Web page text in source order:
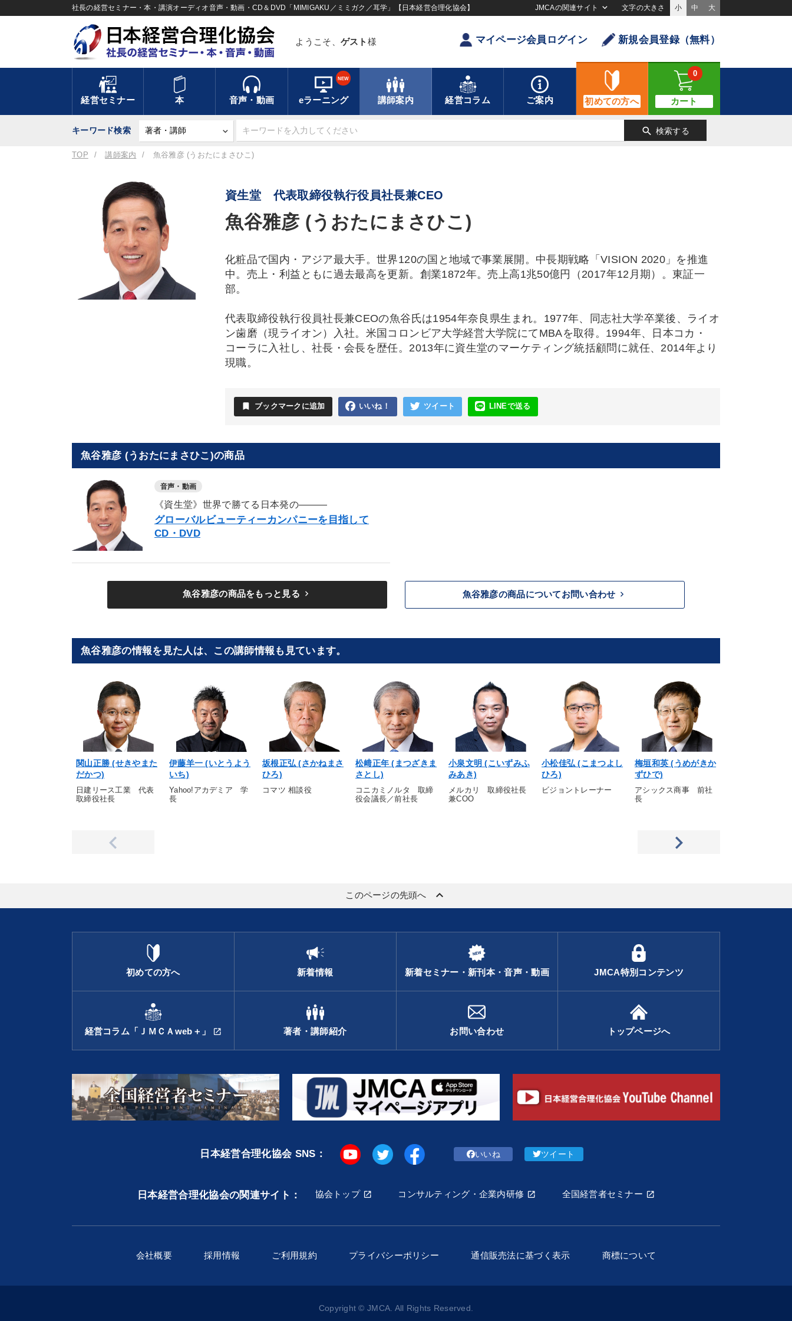
社長の経営セミナー・本・講演オーディオ音声・動画・CD＆DVD「MIMIGAKU／ミミガク／耳学」【日本経営合理化協会】 JMCAの関連サイト 文字の大きさ 小 中 大
ようこそ、 ゲスト 様 マイページ会員ログイン 新規会員登録（無料）
経営セミナー 本 音声・動画 eラーニング
NEW
講師案内 経営コラム ご案内 初めての方へ カート
0
キーワード検索 search 検索する
TOP 講師案内 魚谷雅彦 (うおたにまさひこ)
資生堂 代表取締役執行役員社長兼CEO
魚谷雅彦 (うおたにまさひこ)
化粧品で国内・アジア最大手。世界120の国と地域で事業展開。中長期戦略「VISION 2020」を推進
中。売上・利益ともに過去最高を更新。創業1872年。売上高1兆50億円（2017年12月期）。東証一
部。
代表取締役執行役員社長兼CEOの魚谷氏は1954年奈良県生まれ。1977年、同志社大学卒業後、ライオ
ン歯磨（現ライオン）入社。米国コロンビア大学経営大学院にてMBAを取得。1994年、日本コカ・
コーラに入社し、社長・会長を歴任。2013年に資生堂のマーケティング統括顧問に就任、2014年より
現職。
bookmark ブックマークに追加 いいね！ ツイート LINEで送る
魚谷雅彦 (うおたにまさひこ)の商品
音声・動画
《資生堂》世界で勝てる日本発の―――
グローバルビューティーカンパニーを目指して
CD・DVD
魚谷雅彦の商品をもっと見る keyboard_arrow_right 魚谷雅彦の商品についてお問い合わせ keyboard_arrow_right
魚谷雅彦の情報を見た人は、この講師情報も見ています。
関山正勝 (せきやまた
だかつ)
日建リース工業 代表
取締役社長
伊藤羊一 (いとうよう
いち)
Yahoo!アカデミア 学
長
坂根正弘 (さかねまさ
ひろ)
コマツ 相談役
松﨑正年 (まつざきま
さとし)
コニカミノルタ 取締
役会議長／前社長
小泉文明 (こいずみふ
みあき)
メルカリ 取締役社長
兼COO
小松佳弘 (こまつよし
ひろ)
ビジョントレーナー
梅垣和英 (うめがきか
ずひで)
アシックス商事 前社
長
このページの先頭へ keyboard_arrow_up
初めての方へ 新着情報 新着セミナー・新刊本・音声・動画 JMCA特別コンテンツ
経営コラム「ＪＭＣＡweb＋」 open_in_new 著者・講師紹介 お問い合わせ トップページへ
日本経営合理化協会 SNS： いいね ツイート
日本経営合理化協会の関連サイト： 協会トップ コンサルティング・企業内研修 全国経営者セミナー
会社概要 採用情報 ご利用規約 プライバシーポリシー 通信販売法に基づく表示 商標について
Copyright © JMCA. All Rights Reserved.